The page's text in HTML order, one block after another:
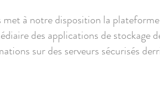
à notre disposition la
des applications de stockage
sur des serveurs sécurisés